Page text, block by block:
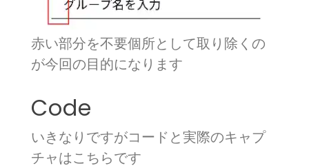
赤い部分を不要個所として取り除くの
が今回の目的になります
Code
いきなりですがコードと実際のキャプ
チャはこちらです